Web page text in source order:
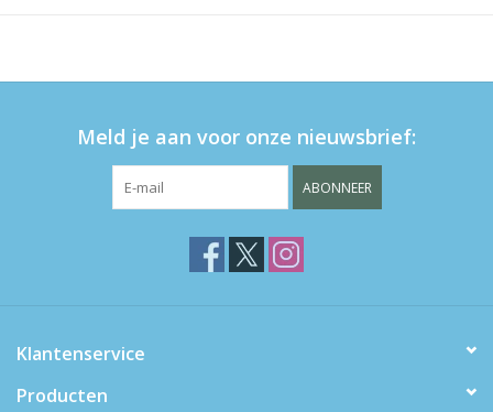
Meld je aan voor onze nieuwsbrief:
ABONNEER
Klantenservice
Producten